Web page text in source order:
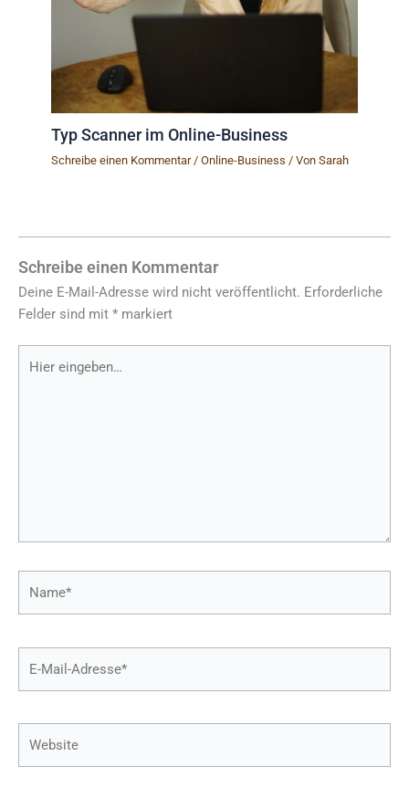
Typ Scanner im Online-Business
Schreibe einen Kommentar /Online-Business / VonSarah
Schreibe einen Kommentar
Deine E-Mail-Adresse wird nicht veröffentlicht. Erforderliche
Felder sind mit * markiert
eingeben…
Mail-